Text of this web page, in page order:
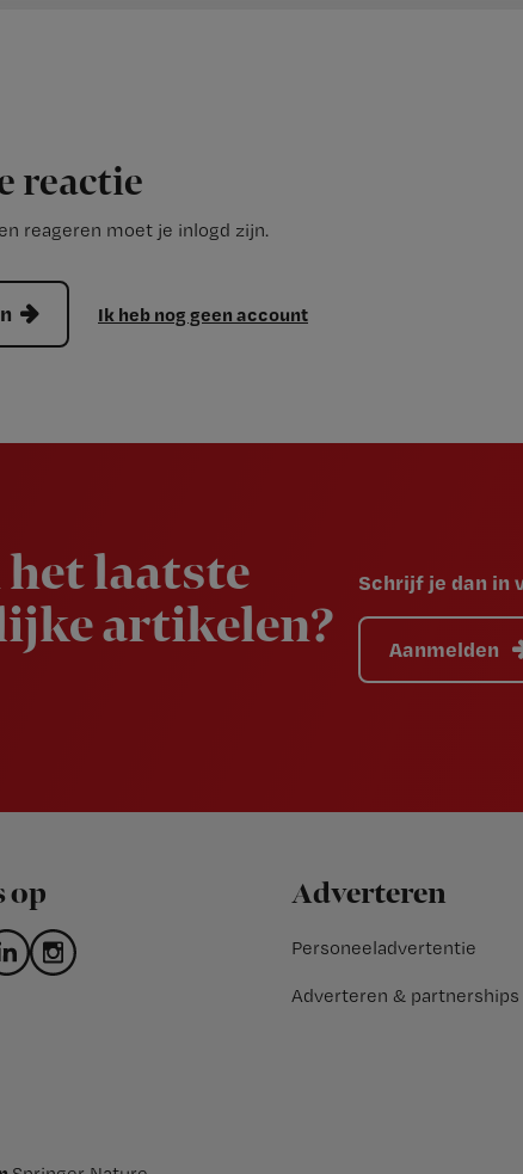
reactie
reageren moet je inlogd zijn.
Ik heb nog geen account
laatste
artikelen?
Schrijf je dan in
Aanmelden
op Adverteren
Personeeladvertentie
Adverteren & partnerships